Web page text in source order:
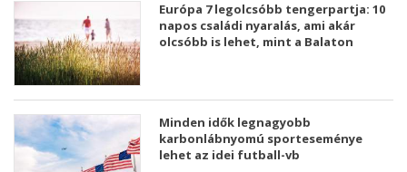
Európa 7 legolcsóbb tengerpartja: 10
napos családi nyaralás, ami akár
olcsóbb is lehet, mint a Balaton
Minden idők legnagyobb
karbonlábnyomú sporteseménye
lehet az idei futball-vb